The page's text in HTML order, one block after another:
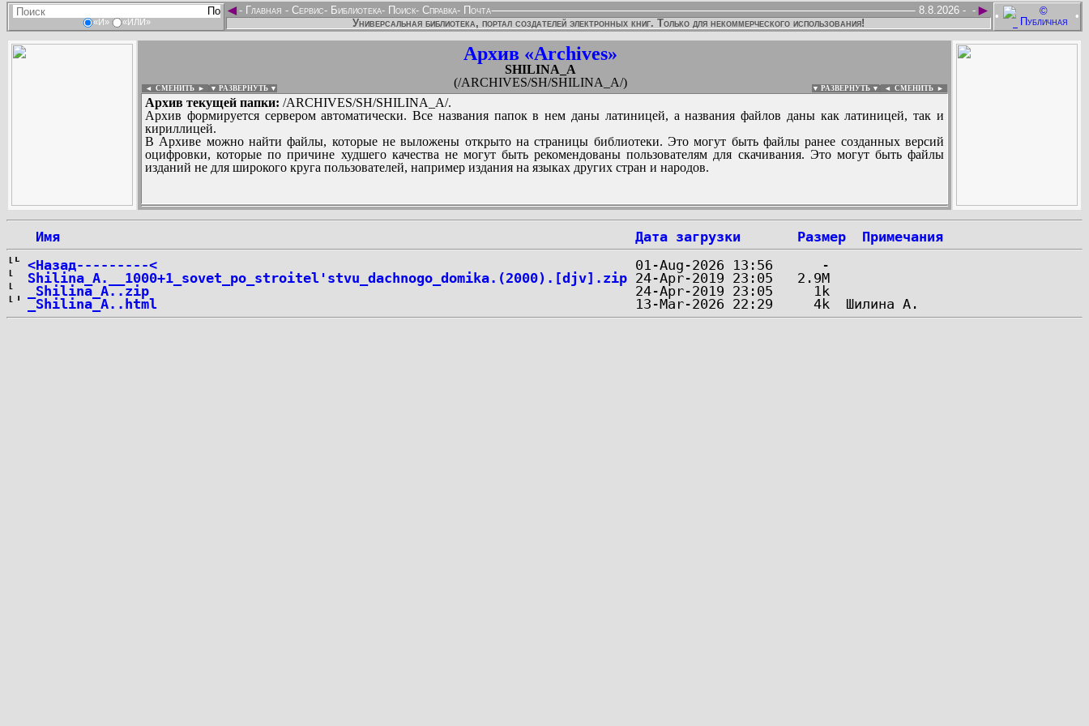
«И» «ИЛИ»
• •
◄ ►
- Главная - Сервис- Библиотека- Поиск- Справка- Почта -
8.8.2026 -
Универсальная библиотека, портал создателей электронных книг. Только для некоммерческого использования!
Архив «Archives»
SHILINA_A
(/ARCHIVES/SH/SHILINA_A/)
◄ СМЕНИТЬ ► ▼ РАЗВЕРНУТЬ ▼ ▼ РАЗВЕРНУТЬ ▼ ◄ СМЕНИТЬ ►
Архив текущей папки: /ARCHIVES/SH/SHILINA_A/.
Архив формируется сервером автоматически. Все названия папок в нем даны латиницей, а названия файлов даны как латиницей, так и
кириллицей.
В Архиве можно найти файлы, которые не выложены открыто на страницы библиотеки. Это могут быть файлы ранее созданных версий
оцифровки, которые по причине худшего качества не могут быть рекомендованы пользователям для скачивания. Это могут быть файлы
изданий не для широкого круга пользователей, например издания на языках других стран и народов.
:
...
Имя Дата загрузки Размер
Примечания
<Назад---------<
Shilina_A.__1000+1_sovet_po_stroitel'stvu_dachnogo_domika.(2000).[djv].zip
_Shilina_A..zip
_Shilina_A..html